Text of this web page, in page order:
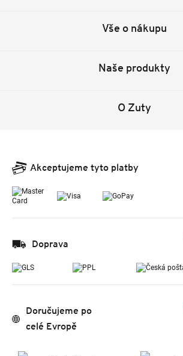
Vše o nákupu
Naše produkty
O Zuty
Akceptujeme tyto platby
Doprava
Doručujeme po
celé Evropě